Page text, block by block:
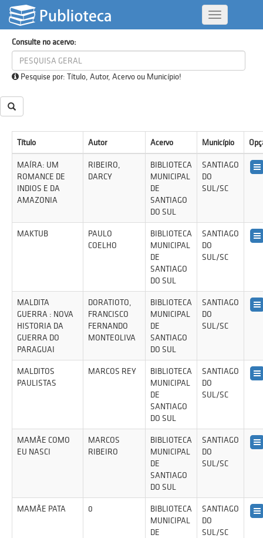
Alternar
Navegação
Consultar acervo
Consulte no acervo:
Pesquise por: Título, Autor, Acervo ou Município!
Título Autor Acervo Município
MAÍRA: UM
ROMANCE DE
INDIOS E DA
AMAZONIA
RIBEIRO,
DARCY
BIBLIOTECA
MUNICIPAL
DE
SANTIAGO
DO SUL
SANTIAGO
DO
SUL/SC
MAKTUB
PAULO
COELHO
BIBLIOTECA
MUNICIPAL
DE
SANTIAGO
DO SUL
SANTIAGO
DO
SUL/SC
MALDITA
GUERRA : NOVA
HISTORIA DA
GUERRA DO
PARAGUAI
DORATIOTO,
FRANCISCO
FERNANDO
MONTEOLIVA
BIBLIOTECA
MUNICIPAL
DE
SANTIAGO
DO SUL
SANTIAGO
DO
SUL/SC
MALDITOS
PAULISTAS
MARCOS REY
BIBLIOTECA
MUNICIPAL
DE
SANTIAGO
DO SUL
SANTIAGO
DO
SUL/SC
MAMÃE COMO
EU NASCI
MARCOS
RIBEIRO
BIBLIOTECA
MUNICIPAL
DE
SANTIAGO
DO SUL
SANTIAGO
DO
SUL/SC
MAMÃE PATA 0
BIBLIOTECA
MUNICIPAL
DE
SANTIAGO
DO
SUL/SC